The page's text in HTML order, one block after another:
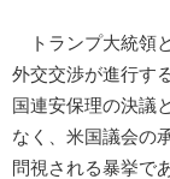
トランプ大統領
外交交渉が進行す
国連安保理の決議
なく、米国議会の
問視される暴挙で